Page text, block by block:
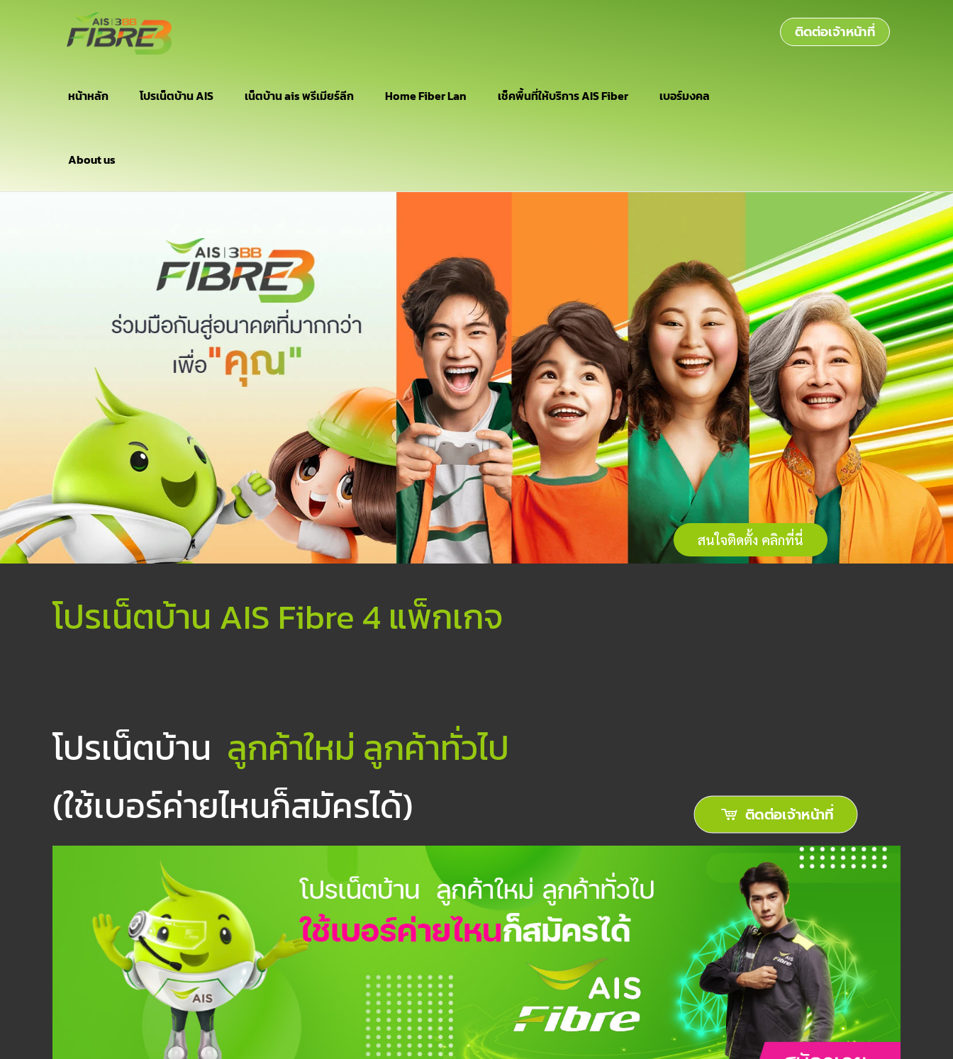
หน้าหลัก โปรเน็ตบ้าน AIS เน็ตบ้าน ais พรีเมียร์ลีก Home Fiber Lan เช็คพื้นที่ให้บริการ AIS Fiber เบอร์มงคล
About us
ติดต่อเจ้าหน้าที่
สนใจติดตั้ง คลิกที่นี่
โปรเน็ตบ้าน AIS Fibre 4 แพ็กเกจ
โปรเน็ตบ้าน ลูกค้าใหม่ ลูกค้าทั่วไป
(ใช้เบอร์ค่ายไหนก็สมัครได้)
ติดต่อเจ้าหน้าที่